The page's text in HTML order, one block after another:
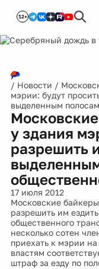
12+
/ Новости /
мэрии: будут
выделенным
у здания
разрешить
17 июля 2012
Московские
разрешить им
общественного
несколько сотен
приехать к мэрии
властям
штраф за езду по